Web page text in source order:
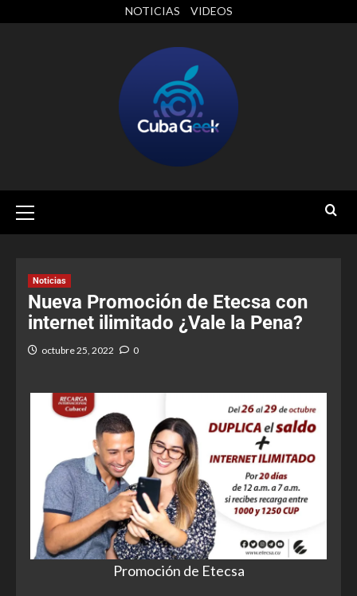
NOTICIAS VIDEOS
Noticias
Nueva Promoción de Etecsa con
internet ilimitado ¿Vale la Pena?
octubre 25, 2022 0
Promoción de Etecsa